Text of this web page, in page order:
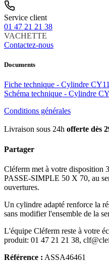
Service client
01 47 21 21 38
VACHETTE
Contactez-nous
Documents
Fiche technique - Cylindre
Schéma technique - Cylindre
Conditions générales
Livraison sous 24h offerte dès
Partager
Cléferm met à votre
PASSE-SIMPLE 50 X 70, au
ouvertures.
Un cylindre adapté renforce la
sans modifier l'ensemble de la
L'équipe Cléferm reste à votre
produit: 01 47 21 21 38,
Référence : ASSA46461